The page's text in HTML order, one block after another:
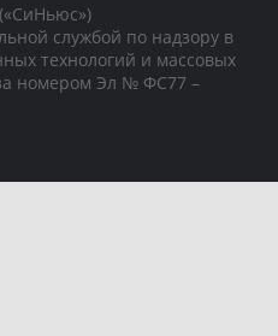
службой по надзору в
технологий и массовых
номером Эл № ФС77 –